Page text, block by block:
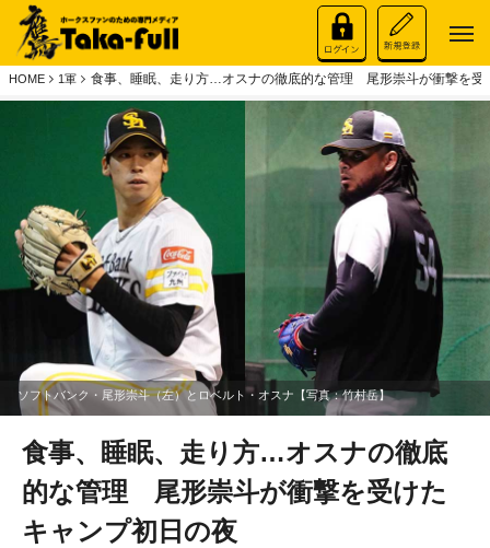
HOME 1軍 食事、睡眠、走り方…オスナの徹底的な管理 尾形崇斗が衝撃を受
ソフトバンク・尾形崇斗（左）とロベルト・オスナ【写真：竹村岳】
食事、睡眠、走り方…オスナの徹底
的な管理 尾形崇斗が衝撃を受けた
キャンプ初日の夜